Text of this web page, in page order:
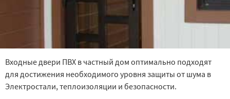
Андреево
Бобров
Богородское
Большие Вяземы Быково Вербилки
Запрудная Заречье Зеленоградск
Измайлово Икша Ильинский Красково
Лесной Лесной Городок
Лопатино
Входные двери ПВХ в частный дом оптимально подходят
для достижения необходимого уровня защиты от шума в
Электростали, теплоизоляции и безопасности.
Даю согласие на обработку персональных данных